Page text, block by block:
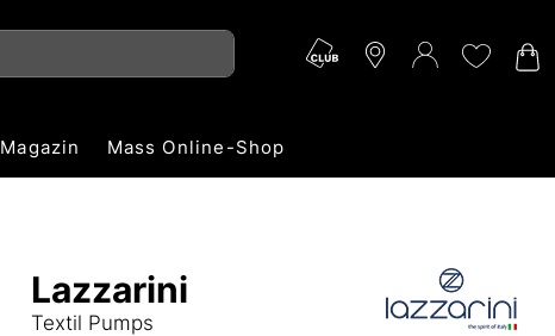
Magazin Mass Online-Shop
Lazzarini
Textil Pumps